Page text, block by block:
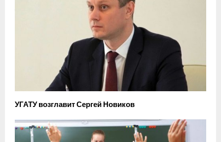
УГАТУ возглавит Сергей Новиков